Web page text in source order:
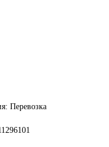
Перевозка